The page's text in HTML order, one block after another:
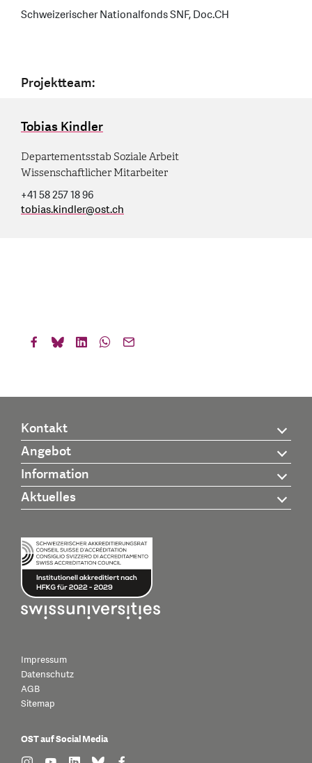
Schweizerischer Nationalfonds SNF, Doc.CH
Projektteam:
Tobias Kindler
Departementsstab Soziale Arbeit
Wissenschaftlicher Mitarbeiter
+41 58 257 18 96
tobias.kindler@ost.ch
Kontakt
Angebot
Information
Aktuelles
Impressum
Datenschutz
AGB
Sitemap
OST auf Social Media